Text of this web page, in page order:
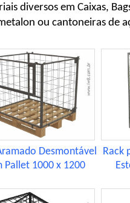
diversos em Caixas,
ou cantoneiras de
Desmontável
Pallet 1000 x 1200
Rack